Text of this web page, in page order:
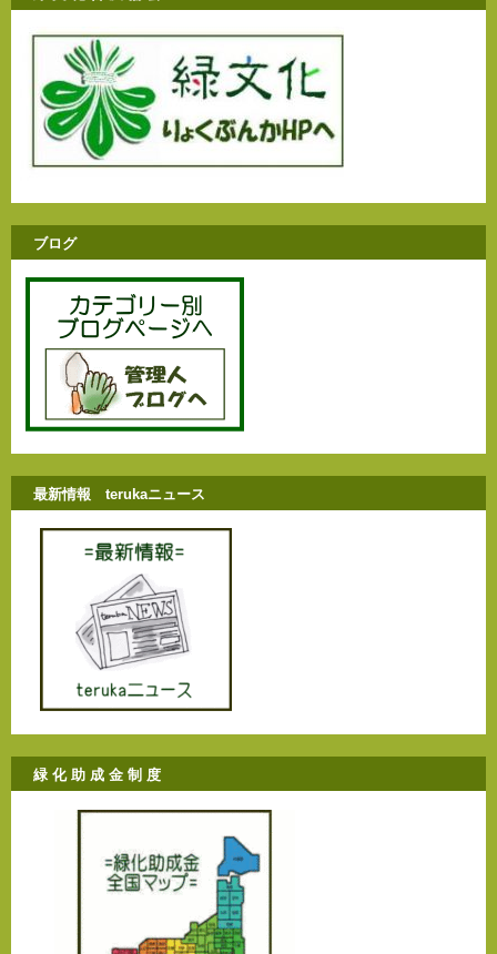
ブログ
最新情報 terukaニュース
緑 化 助 成 金 制 度